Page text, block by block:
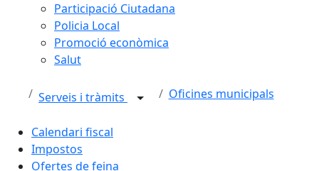
Participació Ciutadana
Policia Local
Promoció econòmica
Salut
Serveis i tràmits Oficines municipals
Calendari fiscal
Impostos
Ofertes de feina